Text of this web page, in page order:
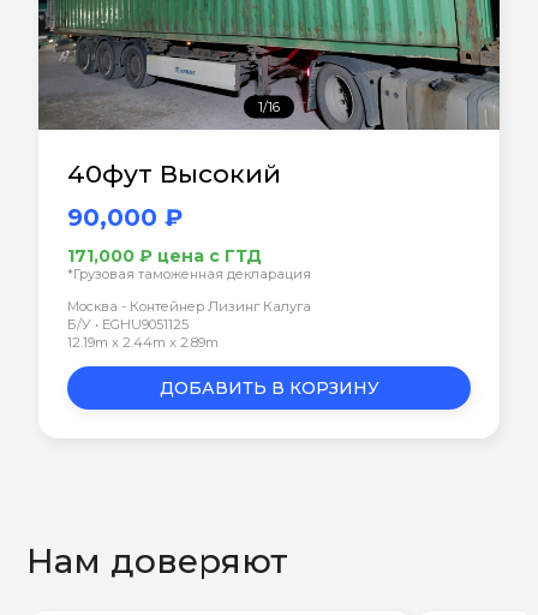
1/16
40фут Высокий
90,000 ₽
171,000 ₽ цена с ГТД
*Грузовая таможенная декларация
Москва - Контейнер Лизинг Калуга
Б/У • EGHU9051125
12.19m x 2.44m x 2.89m
ДОБАВИТЬ В КОРЗИНУ
Нам доверяют